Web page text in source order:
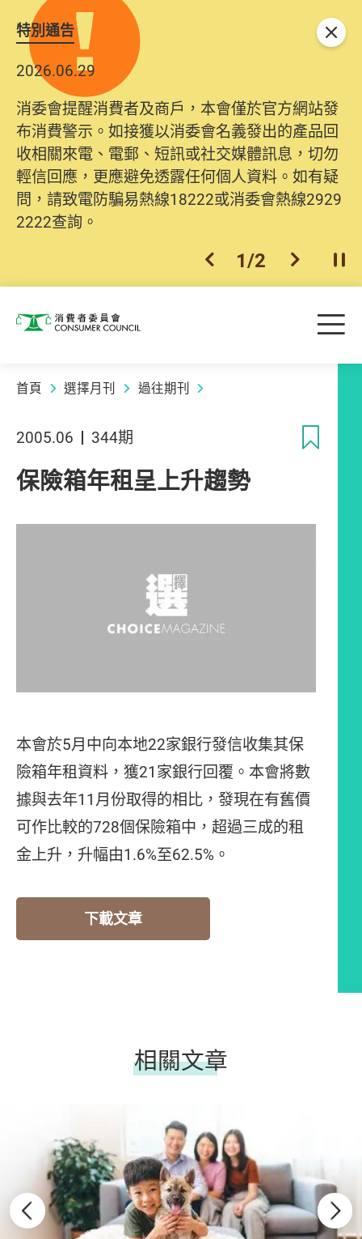
特別通告
2026.06.29
消委會提醒消費者及商戶，本會僅於官方網站發
布消費警示。如接獲以消委會名義發出的產品回
收相關來電、電郵、短訊或社交媒體訊息，切勿
輕信回應，更應避免透露任何個人資料。如有疑
問，請致電防騙易熱線18222或消委會熱線2929
2222查詢。
上一個
1/2 下一個開
關閉
消費者委員會 目
首頁 選擇月刊 過往期刊
2005.06 344期
保險箱年租呈上升趨勢
本會於5月中向本地22家銀行發信收集其保
險箱年租資料，獲21家銀行回覆。本會將數
據與去年11月份取得的相比，發現在有舊價
可作比較的728個保險箱中，超過三成的租
金上升，升幅由1.6%至62.5%。
下載文章
相關文章